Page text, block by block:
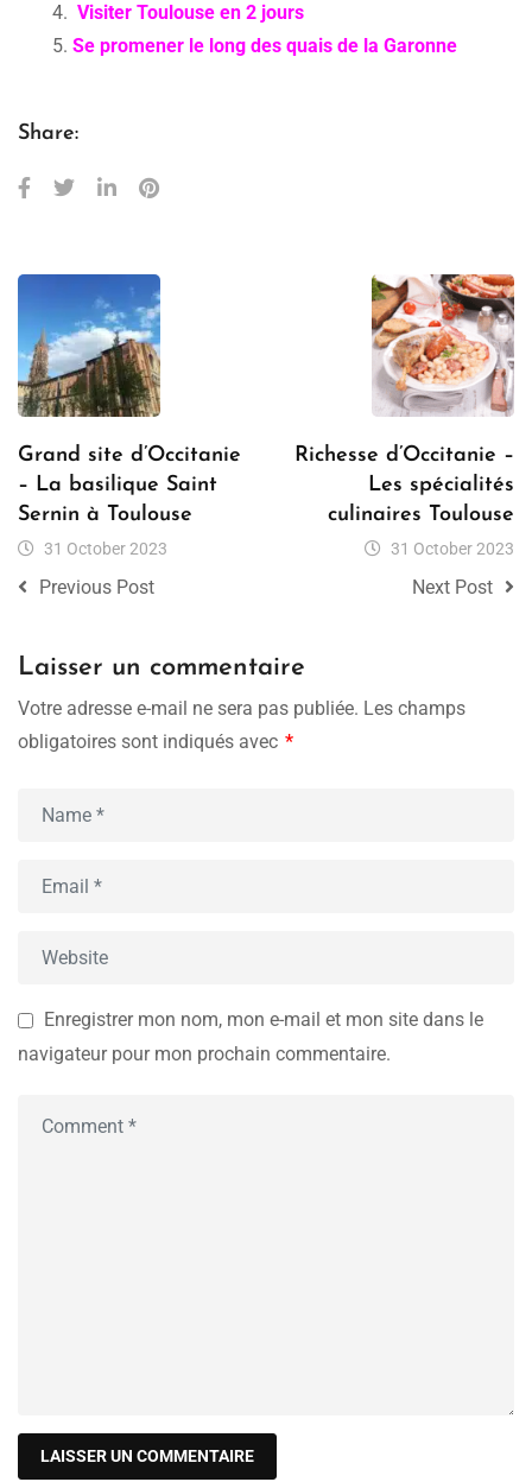
Visiter Toulouse en 2 jours
Se promener le long des quais de la Garonne
Share:
Grand site d’Occitanie
– La basilique Saint
Sernin à Toulouse
31 October 2023
Previous Post
Richesse d’Occitanie –
Les spécialités
culinaires Toulouse
31 October 2023
Next Post
Laisser un commentaire
Votre adresse e-mail ne sera pas publiée. Les champs
obligatoires sont indiqués avec *
Enregistrer mon nom, mon e-mail et mon site dans le
navigateur pour mon prochain commentaire.